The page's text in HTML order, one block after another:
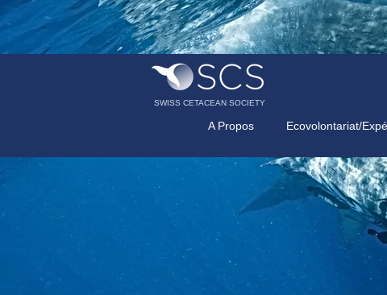
SWISS CETACEAN SOCIETY
A Propos Ecovolontariat/